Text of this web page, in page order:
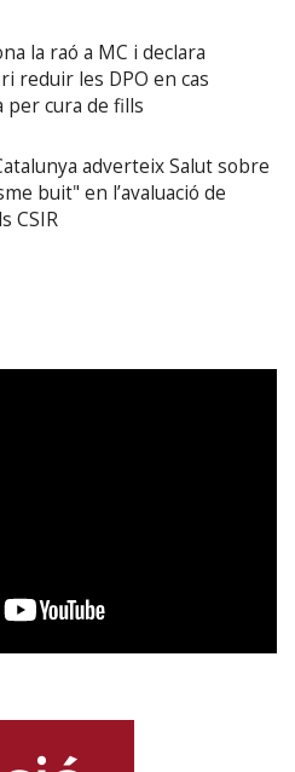
la raó a MC i declara
reduir les DPO en cas
per cura de fills
adverteix Salut sobre
buit" en l’avaluació de
CSIR